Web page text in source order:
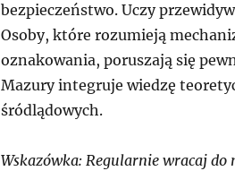
bezpieczeństwo. Uczy
Osoby, które rozumieją
oznakowania, poruszają się
Mazury integruje wiedzę
śródlądowych.
Wskazówka: Regularnie wracaj do